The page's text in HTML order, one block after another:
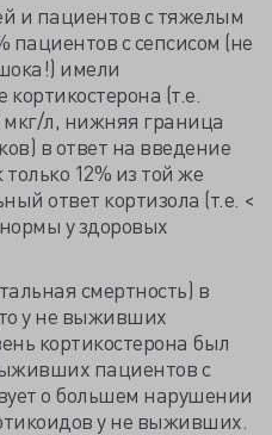
и пациентов с тяжелым
пациентов с сепсисом (не
имели
(т.е.
мкг/л, нижняя граница
в ответ на введение
12% из той же
ответ кортизола (т.е. <
у здоровых
смертность) в
у не выживших
кортикостерона был
пациентов с
о большем нарушении
у не выживших.